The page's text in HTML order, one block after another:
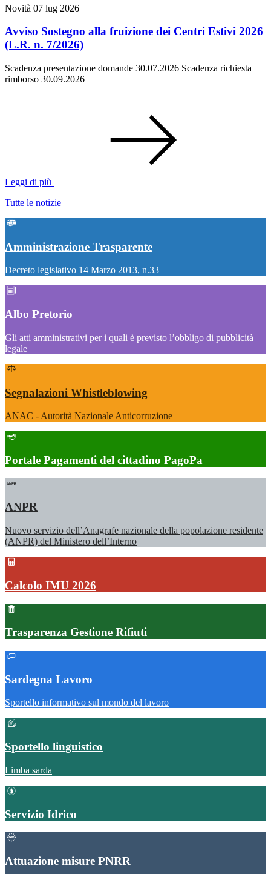
Novità 07 lug 2026
Avviso Sostegno alla fruizione dei Centri Estivi 2026
(L.R. n. 7/2026)
Scadenza presentazione domande 30.07.2026 Scadenza richiesta
rimborso 30.09.2026
Leggi di più
Tutte le notizie
Amministrazione Trasparente
Decreto legislativo 14 Marzo 2013, n.33
Albo Pretorio
Gli atti amministrativi per i quali è previsto l’obbligo di pubblicità
legale
Segnalazioni Whistleblowing
ANAC - Autorità Nazionale Anticorruzione
Portale Pagamenti del cittadino PagoPa
ANPR
Nuovo servizio dell’Anagrafe nazionale della popolazione residente
(ANPR) del Ministero dell’Interno
Calcolo IMU 2026
Trasparenza Gestione Rifiuti
Sardegna Lavoro
Sportello informativo sul mondo del lavoro
Sportello linguistico
Limba sarda
Servizio Idrico
Attuazione misure PNRR